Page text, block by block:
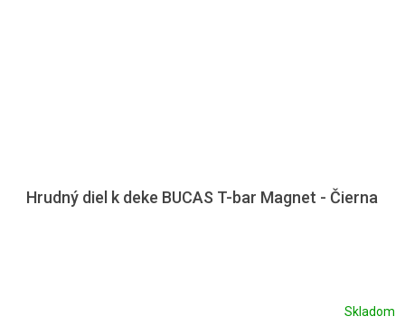
Hrudný diel k deke BUCAS T-bar Magnet - Čierna
Skladom